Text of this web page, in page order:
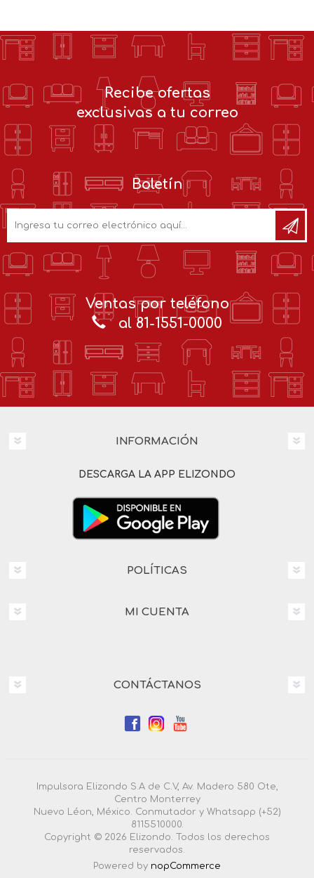
Recibe ofertas
exclusivas a tu correo
Boletín
Ventas por teléfono
al 81-1551-0000
INFORMACIÓN
DESCARGA LA APP ELIZONDO
POLÍTICAS
MI CUENTA
CONTÁCTANOS
Impulsora Elizondo S.A de C.V, Av. Madero 580 Ote,
Centro Monterrey
Nuevo Léon, México. Conmutador y Whatsapp (+52)
8115510000.
Copyright © 2026 Elizondo. Todos los derechos
reservados.
Powered by nopCommerce